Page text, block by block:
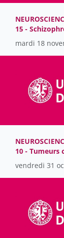
15 -
mardi 18
10 - Tumeurs
vendredi 31